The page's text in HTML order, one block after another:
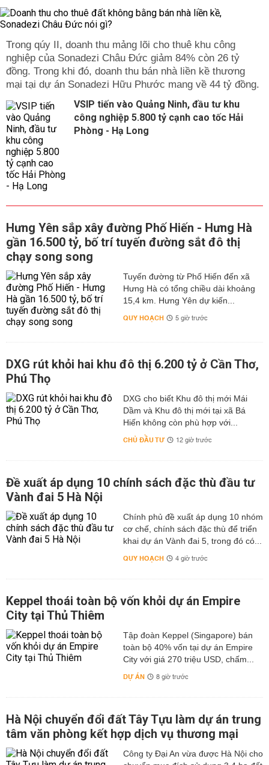
Trong qúy II, doanh thu mảng lõi cho thuê khu công
nghiệp của Sonadezi Châu Đức giảm 84% còn 26 tỷ
đồng. Trong khi đó, doanh thu bán nhà liền kề thương
mại tại dự án Sonadezi Hữu Phước mang về 44 tỷ đồng.
VSIP tiến vào Quảng Ninh, đầu tư khu
công nghiệp 5.800 tỷ cạnh cao tốc Hải
Phòng - Hạ Long
Hưng Yên sắp xây đường Phố Hiến - Hưng Hà
gần 16.500 tỷ, bố trí tuyến đường sắt đô thị
chạy song song
Tuyến đường từ Phố Hiến đến xã
Hưng Hà có tổng chiều dài khoảng
15,4 km. Hưng Yên dự kiến...
QUY HOẠCH 5 giờ trước
DXG rút khỏi hai khu đô thị 6.200 tỷ ở Cần Thơ,
Phú Thọ
DXG cho biết Khu đô thị mới Mái
Dầm và Khu đô thị mới tại xã Bá
Hiến không còn phù hợp với...
CHỦ ĐẦU TƯ 12 giờ trước
Đề xuất áp dụng 10 chính sách đặc thù đầu tư
Vành đai 5 Hà Nội
Chính phủ đề xuất áp dụng 10 nhóm
cơ chế, chính sách đặc thù để triển
khai dự án Vành đai 5, trong đó có...
QUY HOẠCH 4 giờ trước
Keppel thoái toàn bộ vốn khỏi dự án Empire
City tại Thủ Thiêm
Tập đoàn Keppel (Singapore) bán
toàn bộ 40% vốn tại dự án Empire
City với giá 270 triệu USD, chấm...
DỰ ÁN 8 giờ trước
Hà Nội chuyển đổi đất Tây Tựu làm dự án trung
tâm văn phòng kết hợp dịch vụ thương mại
Công ty Đại An vừa được Hà Nội cho